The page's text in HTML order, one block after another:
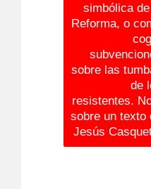
simbólica
Reforma, o
sobre las
de
resistentes.
sobre un texto
Jesús